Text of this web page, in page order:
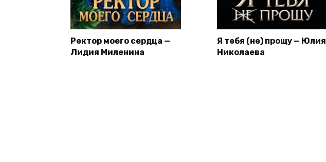
Ректор моего сердца —
Лидия Миленина
Я тебя (не) прощу — Юлия
Николаева